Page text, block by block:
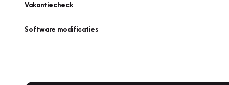
Vakantiecheck
Software modificaties